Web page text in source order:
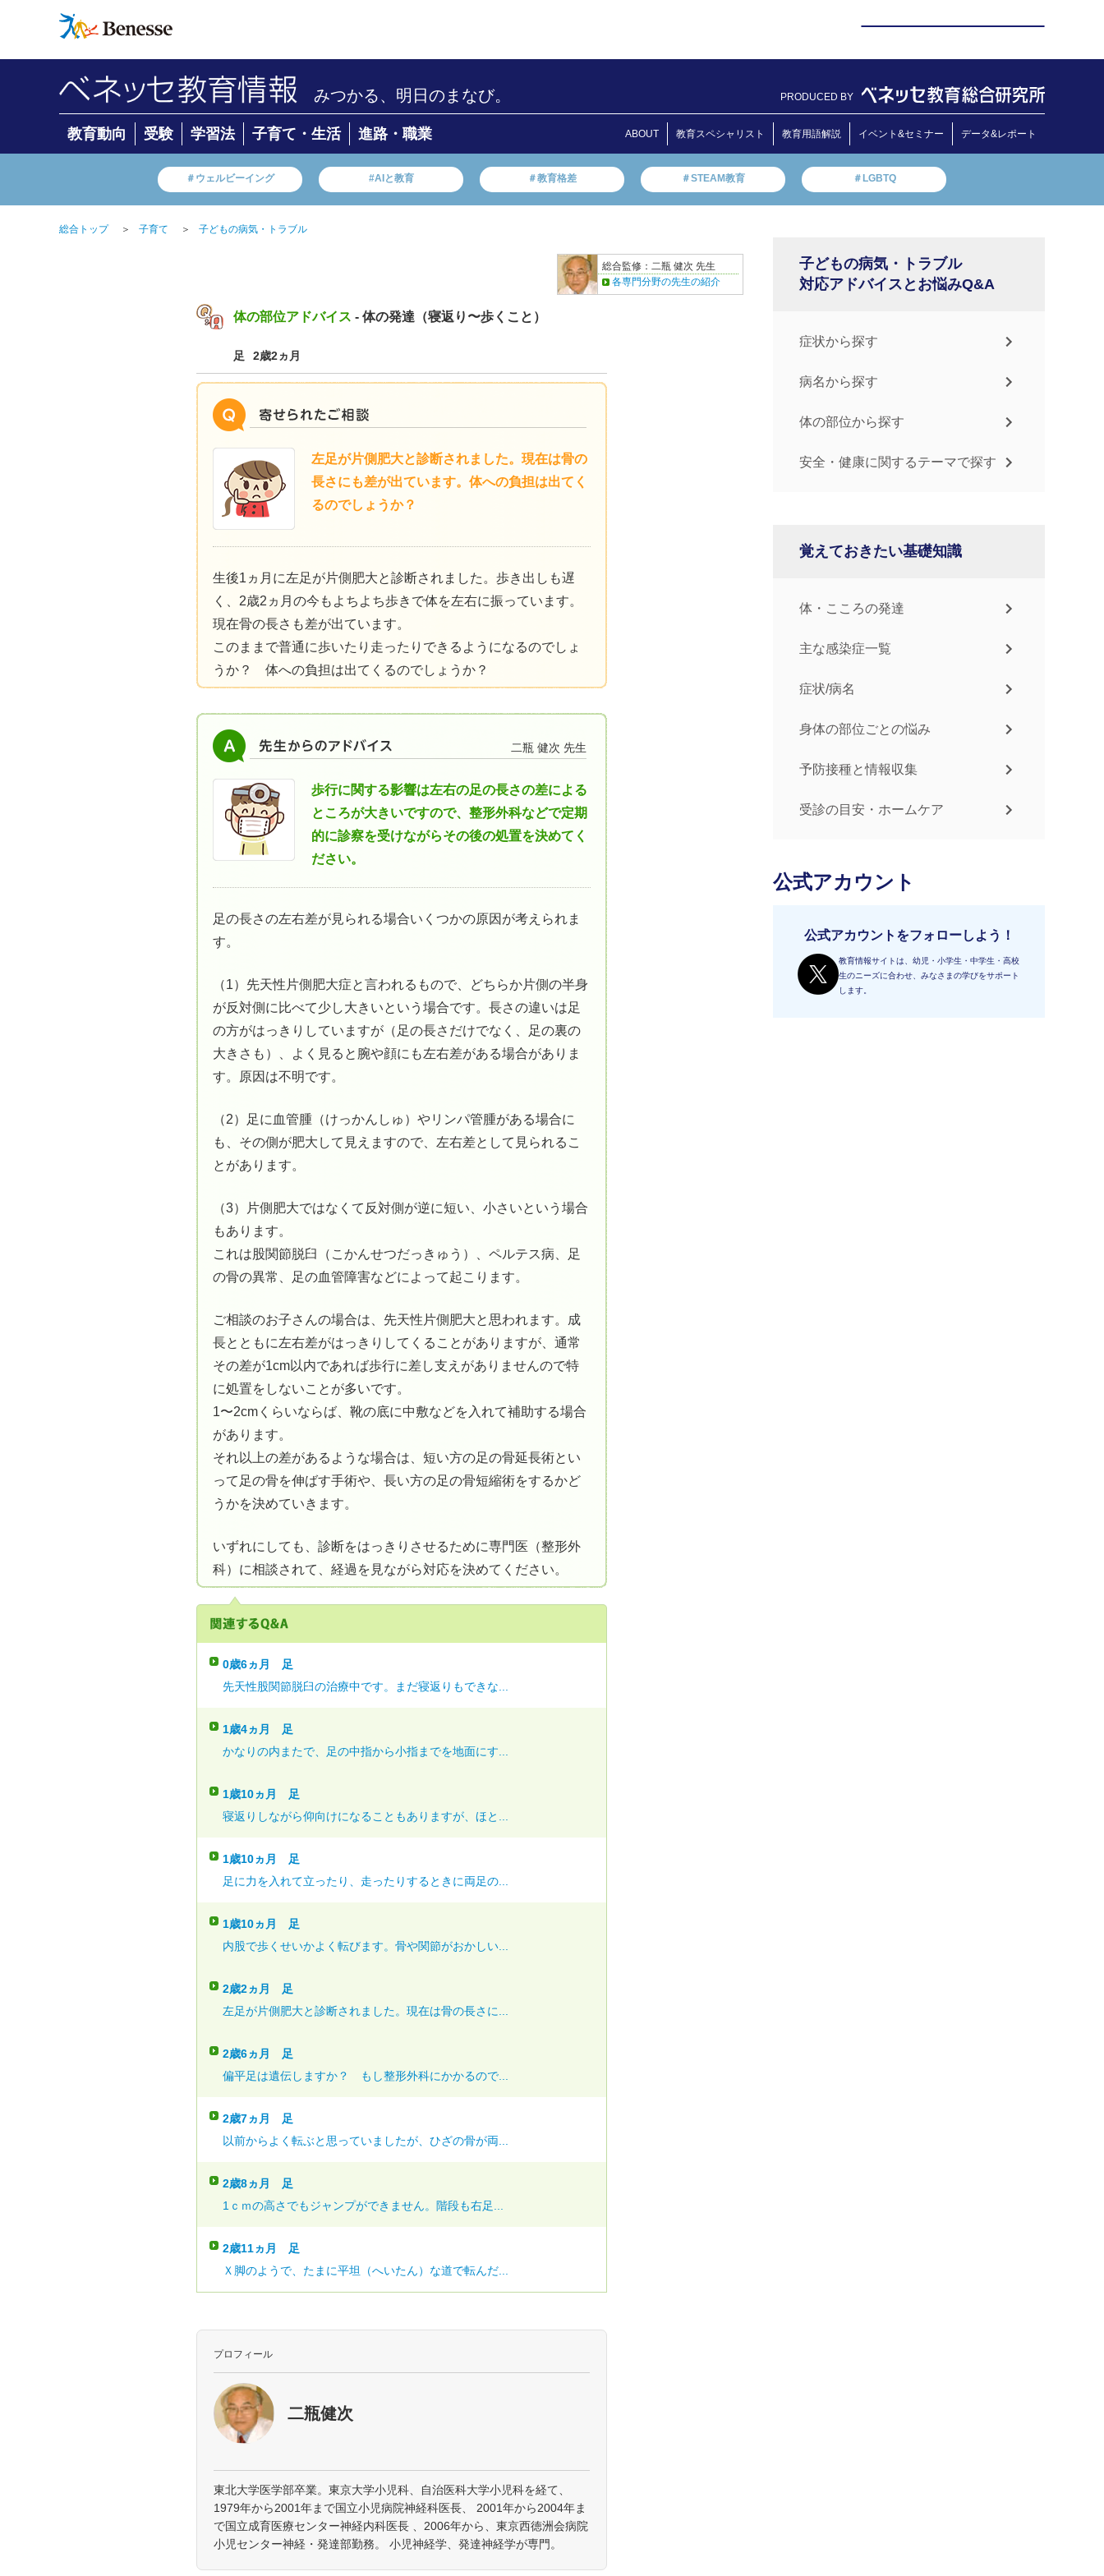
みつかる、明日のまなび。 PRODUCED BY
教育動向 受験 学習法 子育て・生活 進路・職業 ABOUT 教育スペシャリスト 教育用語解説 イベント&セミナー データ&レポート
＃ウェルビーイング #AIと教育 ＃教育格差 ＃STEAM教育 ＃LGBTQ
総合トップ ＞ 子育て ＞ 子どもの病気・トラブル
総合監修：二瓶 健次 先生
各専門分野の先生の紹介
体の部位アドバイス - 体の発達（寝返り〜歩くこと）
足 2歳2ヵ月
左足が片側肥大と診断されました。現在は骨の
長さにも差が出ています。体への負担は出てく
るのでしょうか？
生後1ヵ月に左足が片側肥大と診断されました。歩き出しも遅
く、2歳2ヵ月の今もよちよち歩きで体を左右に振っています。
現在骨の長さも差が出ています。
このままで普通に歩いたり走ったりできるようになるのでしょ
うか？ 体への負担は出てくるのでしょうか？
二瓶 健次 先生
歩行に関する影響は左右の足の長さの差による
ところが大きいですので、整形外科などで定期
的に診察を受けながらその後の処置を決めてく
ださい。
足の長さの左右差が見られる場合いくつかの原因が考えられま
す。
（1）先天性片側肥大症と言われるもので、どちらか片側の半身
が反対側に比べて少し大きいという場合です。長さの違いは足
の方がはっきりしていますが（足の長さだけでなく、足の裏の
大きさも）、よく見ると腕や顔にも左右差がある場合がありま
す。原因は不明です。
（2）足に血管腫（けっかんしゅ）やリンパ管腫がある場合に
も、その側が肥大して見えますので、左右差として見られるこ
とがあります。
（3）片側肥大ではなくて反対側が逆に短い、小さいという場合
もあります。
これは股関節脱臼（こかんせつだっきゅう）、ペルテス病、足
の骨の異常、足の血管障害などによって起こります。
ご相談のお子さんの場合は、先天性片側肥大と思われます。成
長とともに左右差がはっきりしてくることがありますが、通常
その差が1cm以内であれば歩行に差し支えがありませんので特
に処置をしないことが多いです。
1〜2cmくらいならば、靴の底に中敷などを入れて補助する場合
があります。
それ以上の差があるような場合は、短い方の足の骨延長術とい
って足の骨を伸ばす手術や、長い方の足の骨短縮術をするかど
うかを決めていきます。
いずれにしても、診断をはっきりさせるために専門医（整形外
科）に相談されて、経過を見ながら対応を決めてください。
0歳6ヵ月
足
先天性股関節脱臼の治療中です。まだ寝返りもできな...
1歳4ヵ月
足
かなりの内またで、足の中指から小指までを地面にす...
1歳10ヵ月
足
寝返りしながら仰向けになることもありますが、ほと...
1歳10ヵ月
足
足に力を入れて立ったり、走ったりするときに両足の...
1歳10ヵ月
足
内股で歩くせいかよく転びます。骨や関節がおかしい...
2歳2ヵ月
足
左足が片側肥大と診断されました。現在は骨の長さに...
2歳6ヵ月
足
偏平足は遺伝しますか？ もし整形外科にかかるので...
2歳7ヵ月
足
以前からよく転ぶと思っていましたが、ひざの骨が両...
2歳8ヵ月
足
1ｃｍの高さでもジャンプができません。階段も右足...
2歳11ヵ月
足
Ｘ脚のようで、たまに平坦（へいたん）な道で転んだ...
プロフィール
二瓶健次
東北大学医学部卒業。東京大学小児科、自治医科大学小児科を経て、
1979年から2001年まで国立小児病院神経科医長、 2001年から2004年ま
で国立成育医療センター神経内科医長 、2006年から、東京西徳洲会病院
小児センター神経・発達部勤務。 小児神経学、発達神経学が専門。
子どもの病気・トラブル
対応アドバイスとお悩みQ&A
症状から探す
病名から探す
体の部位から探す
安全・健康に関するテーマで探す
覚えておきたい基礎知識
体・こころの発達
主な感染症一覧
症状/病名
身体の部位ごとの悩み
予防接種と情報収集
受診の目安・ホームケア
公式アカウント
公式アカウントをフォローしよう！
教育情報サイトは、幼児・小学生・中学生・高校
生のニーズに合わせ、みなさまの学びをサポート
します。